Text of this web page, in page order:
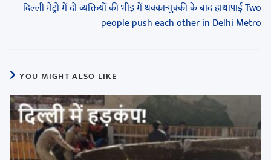
दिल्ली मेट्रो में दो व्यक्तियों की भीड़ में धक्का-मुक्की के बाद हाथापाई Two
people push each other in Delhi Metro
YOU MIGHT ALSO LIKE